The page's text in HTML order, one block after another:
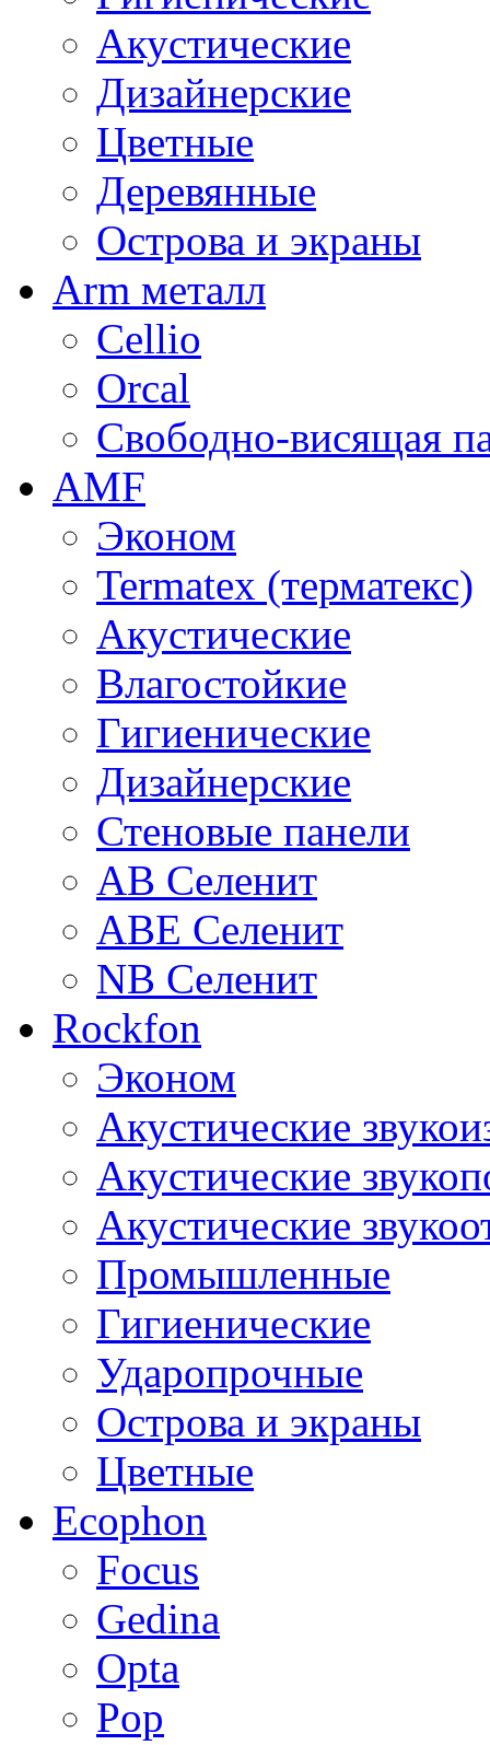
Акустические
Дизайнерские
Цветные
Деревянные
Острова и экраны
Arm металл
Cellio
Orcal
Свободно-висящая
AMF
Эконом
Termatex (терматекс)
Акустические
Влагостойкие
Гигиенические
Дизайнерские
Стеновые панели
AB Селенит
ABE Селенит
NB Селенит
Rockfon
Эконом
Акустические
Акустические
Акустические
Промышленные
Гигиенические
Ударопрочные
Острова и экраны
Цветные
Ecophon
Focus
Gedina
Opta
Pop